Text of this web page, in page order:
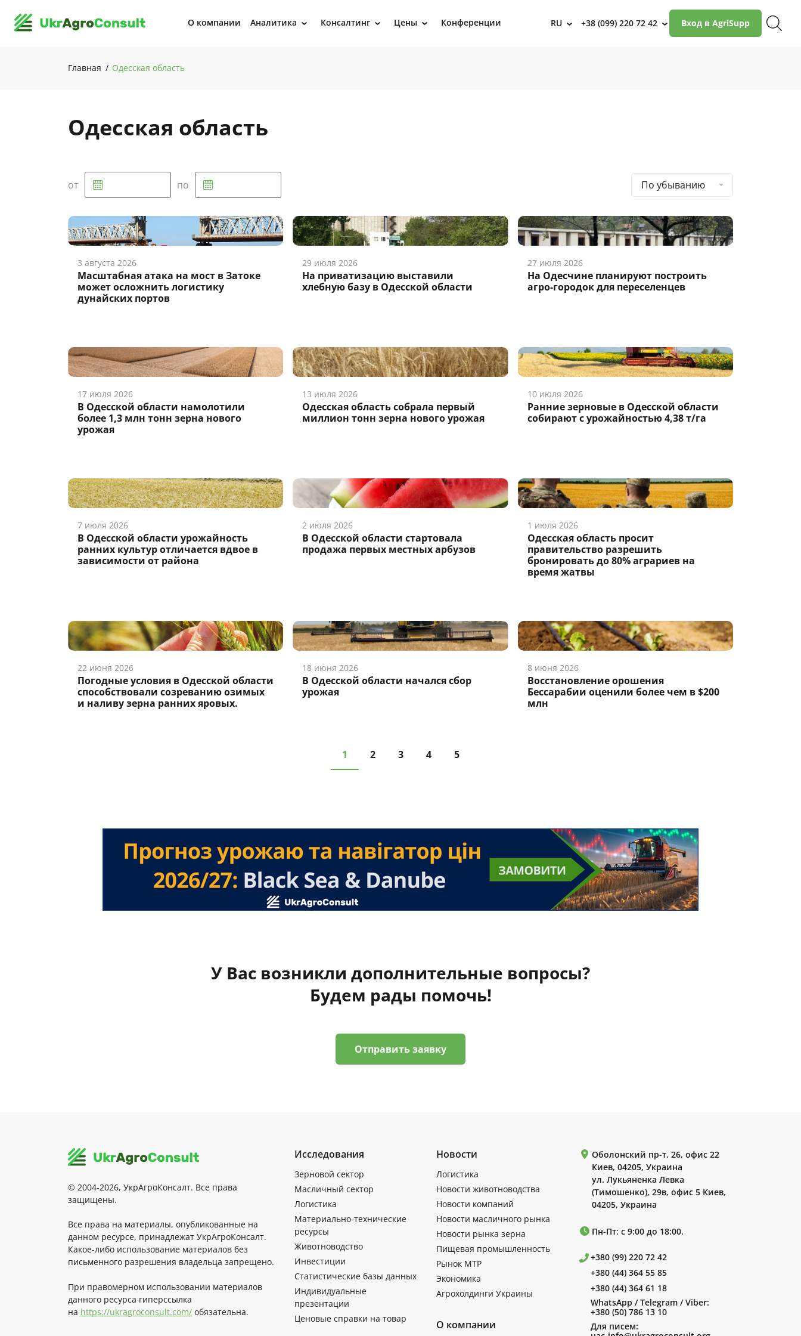
О компании Аналитика › Консалтинг › Цены › Конференции RU › +38 (099) 220 72 42 › Вход в AgriSupp
Главная Одесская область
Одесская область
от по По убыванию
3 августа 2026
Масштабная атака на мост в Затоке
может осложнить логистику
дунайских портов
29 июля 2026
На приватизацию выставили
хлебную базу в Одесской области
27 июля 2026
На Одесчине планируют построить
агро-городок для переселенцев
17 июля 2026
В Одесской области намолотили
более 1,3 млн тонн зерна нового
урожая
13 июля 2026
Одесская область собрала первый
миллион тонн зерна нового урожая
10 июля 2026
Ранние зерновые в Одесской области
собирают с урожайностью 4,38 т/га
7 июля 2026
В Одесской области урожайность
ранних культур отличается вдвое в
зависимости от района
2 июля 2026
В Одесской области стартовала
продажа первых местных арбузов
1 июля 2026
Одесская область просит
правительство разрешить
бронировать до 80% аграриев на
время жатвы
22 июня 2026
Погодные условия в Одесской области
способствовали созреванию озимых
и наливу зерна ранних яровых.
18 июня 2026
В Одесской области начался сбор
урожая
8 июня 2026
Восстановление орошения
Бессарабии оценили более чем в $200
млн
1 2 3 4 5
У Вас возникли дополнительные вопросы?
Будем рады помочь!
Отправить заявку
© 2004-2026, УкрАгроКонсалт. Все права
защищены.
Все права на материалы, опубликованные на
данном ресурсе, принадлежат УкрАгроКонсалт.
Какое-либо использование материалов без
письменного разрешения владельца запрещено.
При правомерном использовании материалов
данного ресурса гиперссылка
на https://ukragroconsult.com/ обязательна.
Исследования
Зерновой сектор
Масличный сектор
Логистика
Материально-технические
ресурсы
Животноводство
Инвестиции
Статистические базы данных
Индивидуальные
презентации
Ценовые справки на товар
Новости
Логистика
Новости животноводства
Новости компаний
Новости масличного рынка
Новости рынка зерна
Пищевая промышленность
Рынок МТР
Экономика
Агрохолдинги Украины
О компании
Оболонский пр-т, 26, офис 22
Киев, 04205, Украина
ул. Лукьяненка Левка
(Тимошенко), 29в, офис 5 Киев,
04205, Украина
Пн-Пт: с 9:00 до 18:00.
+380 (99) 220 72 42
+380 (44) 364 55 85
+380 (44) 364 61 18
WhatsApp / Telegram / Viber:
+380 (50) 786 13 10
Для писем: